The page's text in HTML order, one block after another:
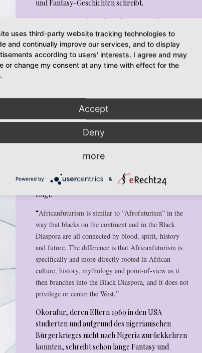
und Fantasy-Geschichten schreibt.
Genauso wie ich hat Okorafur es satt, dass
Afrika-zentrierte Geschichten oft aus westlich-
zentrierten Kontexten heraus geschrieben wird;
dass nicht unterschieden wird zwischen
verschiedenen afrikanischen Ländern und
panafrikanische Solidarisierung aus
afrikanischer Perspektive ist. Ihr Schreiben
versucht eine Brücke zu Schlagen, indem sie
beschreibt sie den Unterschied
zwischen
undAfrofuturism
(einem Label, das sie für ihre Bücher ablehnt) wie
folgt:
“Africanfuturism is similar to “Afrofuturism” in the
way that blacks on the continent and in the Black
Diaspora are all connected by blood, spirit, history
and future. The difference is that Africanfuturism is
specifically and more directly rooted in African
culture, history, mythology and point-of-view as it
then branches into the Black Diaspora, and it does not
privilege or center the West.”
Okorafur, deren Eltern 1969 in den USA
studierten und aufgrund des nigerianischen
Bürgerkrieges nicht nach Nigeria zurückkehren
konnten, schreibt schon lange Fantasy und
uses third-party website tracking technologies to
and continually improve our services, and to display
according to users' interests. I agree and may
or change my consent at any time with effect for the
Accept
Deny
more
Powered by &